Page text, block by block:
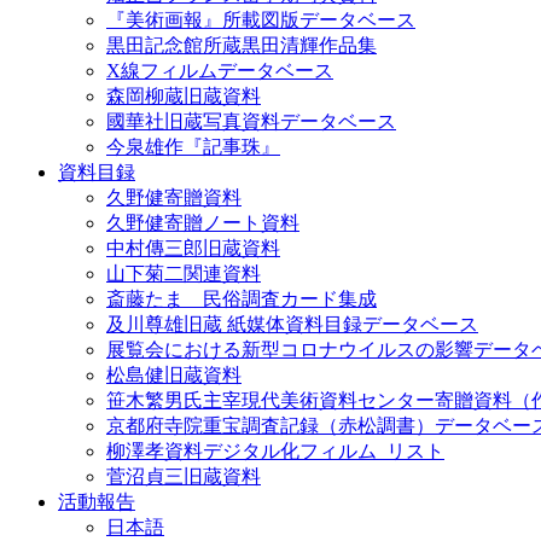
『美術画報』所載図版データベース
黒田記念館所蔵黒田清輝作品集
X線フィルムデータベース
森岡柳蔵旧蔵資料
國華社旧蔵写真資料データベース
今泉雄作『記事珠』
資料目録
久野健寄贈資料
久野健寄贈ノート資料
中村傳三郎旧蔵資料
山下菊二関連資料
斎藤たま 民俗調査カード集成
及川尊雄旧蔵 紙媒体資料目録データベース
展覧会における新型コロナウイルスの影響データ
松島健旧蔵資料
笹木繁男氏主宰現代美術資料センター寄贈資料（
京都府寺院重宝調査記録（赤松調書）データベー
柳澤孝資料デジタル化フィルム_リスト
菅沼貞三旧蔵資料
活動報告
日本語